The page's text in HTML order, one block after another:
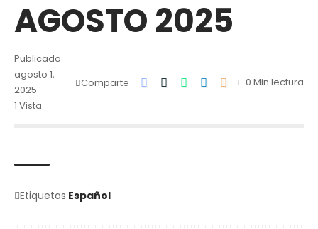
AGOSTO 2025
Publicado
agosto 1,
2025
1 Vista
Comparte 0 Min lectura
Etiquetas Español